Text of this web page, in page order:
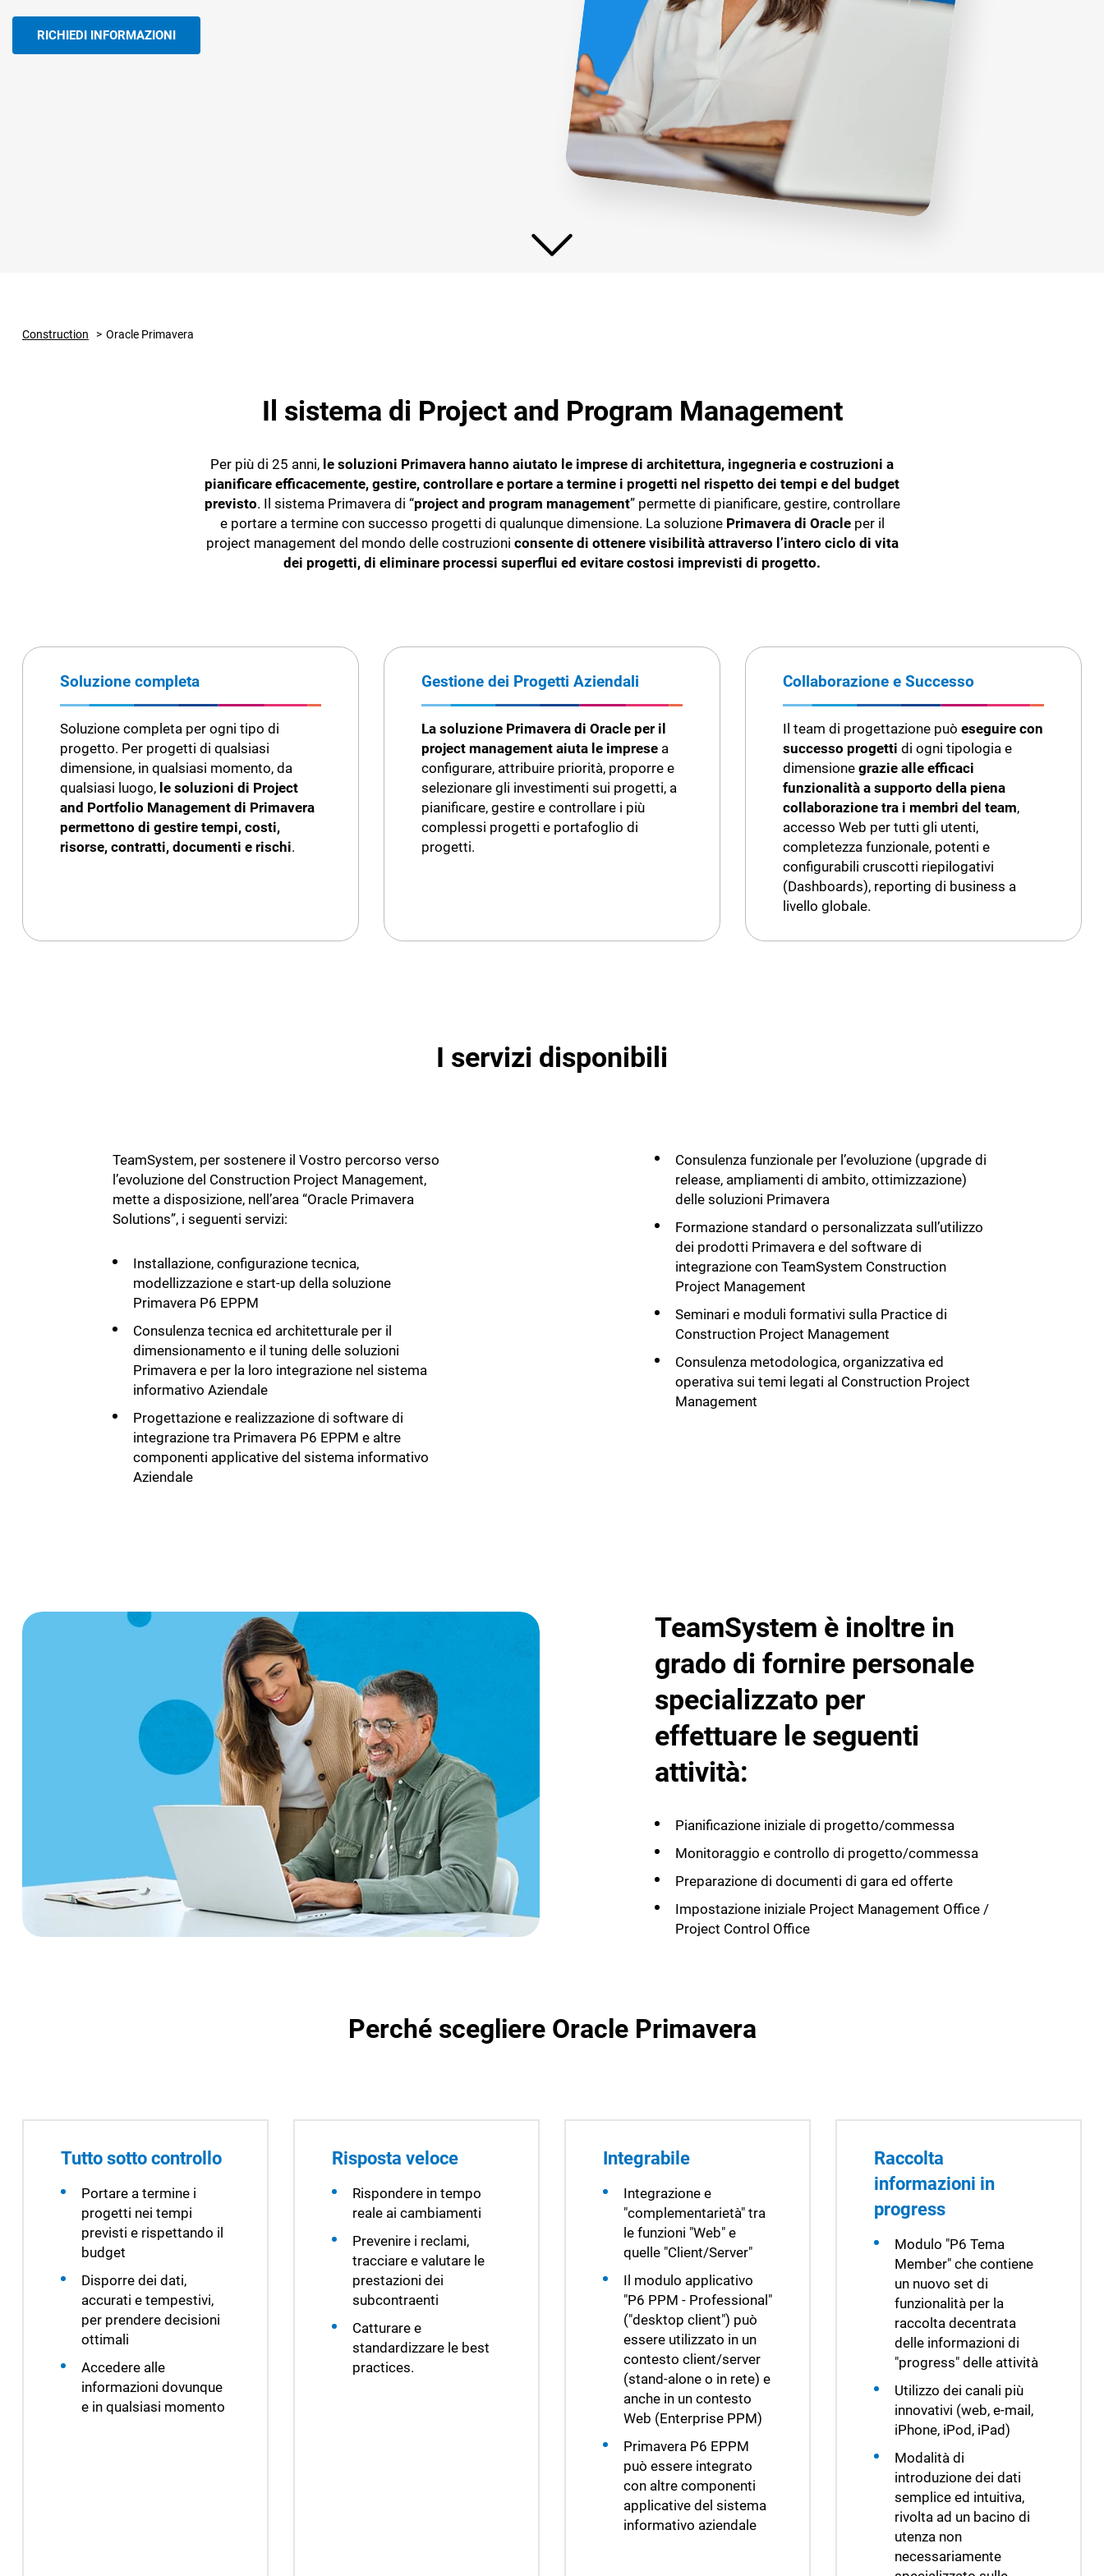
Progettazione strutturale
RICHIEDI INFORMAZIONI
Construction Oracle Primavera
Il sistema di Project and Program Management
Per più di 25 anni, le soluzioni Primavera hanno aiutato le imprese di architettura, ingegneria e costruzioni a
pianificare efficacemente, gestire, controllare e portare a termine i progetti nel rispetto dei tempi e del budget
previsto. Il sistema Primavera di “project and program management” permette di pianificare, gestire, controllare
e portare a termine con successo progetti di qualunque dimensione. La soluzione Primavera di Oracleper il
project management del mondo delle costruzioni consente di ottenere visibilità attraverso l’intero ciclo di vita
dei progetti, di eliminare processi superflui ed evitare costosi imprevisti di progetto.
Soluzione completa
Soluzione completa per ogni tipo di
progetto. Per progetti di qualsiasi
dimensione, in qualsiasi momento, da
qualsiasi luogo, le soluzioni di Project
and Portfolio Management di Primavera
permettono di gestire tempi, costi,
risorse, contratti, documenti e rischi.
Gestione dei Progetti Aziendali
La soluzione Primavera di Oracle per il
project management aiuta le imprese a
configurare, attribuire priorità, proporre e
selezionare gli investimenti sui progetti, a
pianificare, gestire e controllare i più
complessi progetti e portafoglio di
progetti.
Collaborazione e Successo
Il team di progettazione può eseguire con
successo progetti di ogni tipologia e
dimensione grazie alle efficaci
funzionalità a supporto della piena
collaborazione tra i membri del team,
accesso Web per tutti gli utenti,
completezza funzionale, potenti e
configurabili cruscotti riepilogativi
(Dashboards), reporting di business a
livello globale.
I servizi disponibili
TeamSystem, per sostenere il Vostro percorso verso
l’evoluzione del Construction Project Management,
mette a disposizione, nell’area “Oracle Primavera
Solutions”, i seguenti servizi:
Installazione, configurazione tecnica,
modellizzazione e start-up della soluzione
Primavera P6 EPPM
Consulenza tecnica ed architetturale per il
dimensionamento e il tuning delle soluzioni
Primavera e per la loro integrazione nel sistema
informativo Aziendale
Progettazione e realizzazione di software di
integrazione tra Primavera P6 EPPM e altre
componenti applicative del sistema informativo
Aziendale
Consulenza funzionale per l’evoluzione (upgrade di
release, ampliamenti di ambito, ottimizzazione)
delle soluzioni Primavera
Formazione standard o personalizzata sull’utilizzo
dei prodotti Primavera e del software di
integrazione con TeamSystem Construction
Project Management
Seminari e moduli formativi sulla Practice di
Construction Project Management
Consulenza metodologica, organizzativa ed
operativa sui temi legati al Construction Project
Management
TeamSystem è inoltre in
grado di fornire personale
specializzato per
effettuare le seguenti
attività:
Pianificazione iniziale di progetto/commessa
Monitoraggio e controllo di progetto/commessa
Preparazione di documenti di gara ed offerte
Impostazione iniziale Project Management Office /
Project Control Office
Perché scegliere Oracle Primavera
Tutto sotto controllo
Portare a termine i
progetti nei tempi
previsti e rispettando il
budget
Disporre dei dati,
accurati e tempestivi,
per prendere decisioni
ottimali
Accedere alle
informazioni dovunque
e in qualsiasi momento
Risposta veloce
Rispondere in tempo
reale ai cambiamenti
Prevenire i reclami,
tracciare e valutare le
prestazioni dei
subcontraenti
Catturare e
standardizzare le best
practices.
Integrabile
Integrazione e
"complementarietà" tra
le funzioni "Web" e
quelle "Client/Server"
Il modulo applicativo
"P6 PPM - Professional"
("desktop client") può
essere utilizzato in un
contesto client/server
(stand-alone o in rete) e
anche in un contesto
Web (Enterprise PPM)
Primavera P6 EPPM
può essere integrato
con altre componenti
applicative del sistema
informativo aziendale
Raccolta
informazioni in
progress
Modulo "P6 Tema
Member" che contiene
un nuovo set di
funzionalità per la
raccolta decentrata
delle informazioni di
"progress" delle attività
Utilizzo dei canali più
innovativi (web, e-mail,
iPhone, iPod, iPad)
Modalità di
introduzione dei dati
semplice ed intuitiva,
rivolta ad un bacino di
utenza non
necessariamente